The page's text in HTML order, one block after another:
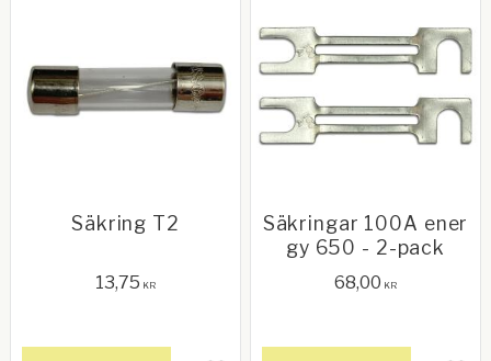
Säkring T2
13,75 KR
Säkringar 100A ener
gy 650 - 2-pack
68,00 KR